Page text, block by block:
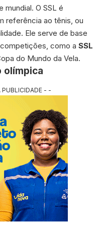
O SSL é
referência ao tênis, ou
Ele serve de base
como a SSL
do Mundo da Vela.
olímpica
- -